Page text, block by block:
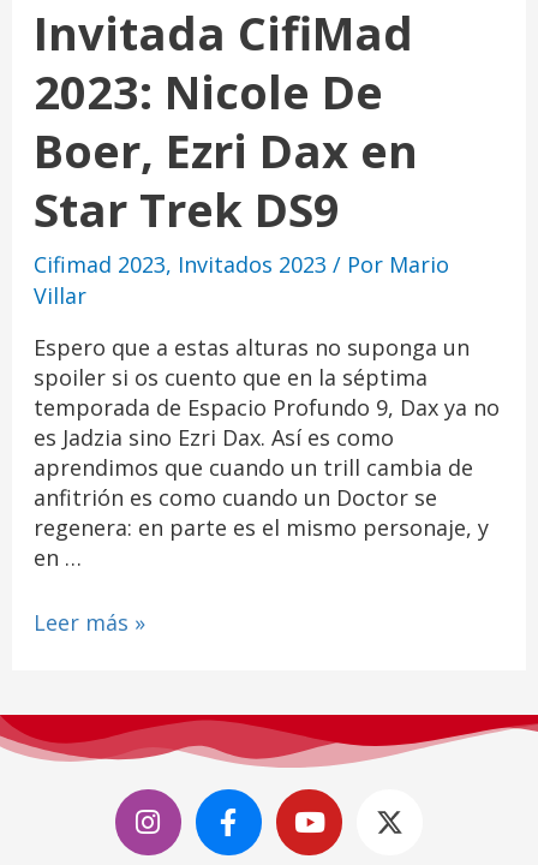
Invitada CifiMad
2023: Nicole De
Boer, Ezri Dax en
Star Trek DS9
Cifimad 2023, Invitados 2023 / Por Mario
Villar
Espero que a estas alturas no suponga un
spoiler si os cuento que en la séptima
temporada de Espacio Profundo 9, Dax ya no
es Jadzia sino Ezri Dax. Así es como
aprendimos que cuando un trill cambia de
anfitrión es como cuando un Doctor se
regenera: en parte es el mismo personaje, y
en …
Leer más »